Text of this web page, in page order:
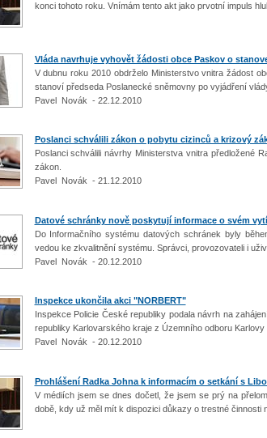
konci tohoto roku. Vnímám tento akt jako prvotní impuls
Vláda navrhuje vyhovět žádosti obce Paskov o
V dubnu roku 2010 obdrželo Ministerstvo vnitra žádost
stanoví předseda Poslanecké sněmovny po vyjádření
Pavel Novák - 22.12.2010
Poslanci schválili zákon o pobytu cizinců a krizový
Poslanci schválili návrhy Ministerstva vnitra předložené
zákon.
Pavel Novák - 21.12.2010
Datové schránky nově poskytují informace o svém
Do Informačního systému datových schránek byly
vedou ke zkvalitnění systému. Správci, provozovateli i
Pavel Novák - 20.12.2010
Inspekce ukončila akci "NORBERT"
Inspekce Policie České republiky podala návrh na
republiky Karlovarského kraje z Územního odboru Karlovy
Pavel Novák - 20.12.2010
Prohlášení Radka Johna k informacím o setkání s
V médiích jsem se dnes dočetl, že jsem se prý na
době, kdy už měl mít k dispozici důkazy o trestné činnosti